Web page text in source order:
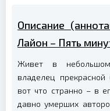
Описание
Лайон – Пять
Живет в
владелец
вот что странно – в
давно умерших